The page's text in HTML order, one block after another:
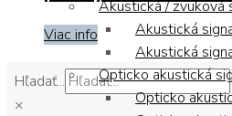
Akustická / zvuková
Akustická
Akustická
Opticko akustická
Opticko
Viac info
Hľadať...
×